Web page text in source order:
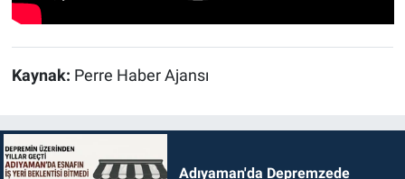
Kaynak: Perre Haber Ajansı
Adıyaman'da Depremzede